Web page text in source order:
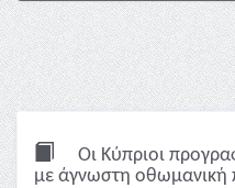
Οι Κύπριοι
με άγνωστη οθωμανική